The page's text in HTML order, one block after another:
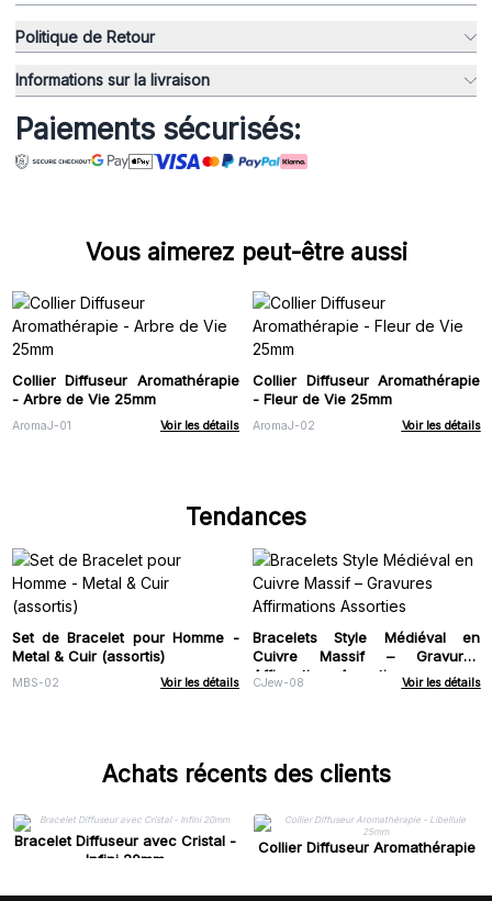
Politique de Retour
Informations sur la livraison
Paiements sécurisés:
Vous aimerez peut-être aussi
Collier Diffuseur Aromathérapie
- Arbre de Vie 25mm
AromaJ-01 Voir les détails
Collier Diffuseur Aromathérapie
- Fleur de Vie 25mm
AromaJ-02 Voir les détails
Tendances
Set de Bracelet pour Homme -
Metal & Cuir (assortis)
MBS-02 Voir les détails
Bracelets Style Médiéval en
Cuivre Massif – Gravures
Affirmations Assorties
CJew-08 Voir les détails
Achats récents des clients
Bracelet Diffuseur avec Cristal -
Infini 20mm
Collier Diffuseur Aromathérapie